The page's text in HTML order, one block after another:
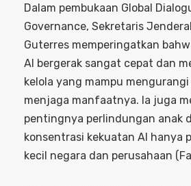
Dalam pembukaan Global
Governance, Sekretaris
Guterres memperingatkan
AI bergerak sangat cepat dan
kelola yang mampu
menjaga manfaatnya. Ia juga
pentingnya perlindungan anak
konsentrasi kekuatan AI hanya
kecil negara dan perusahaan